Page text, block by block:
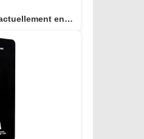
Trois Hommes et un Couffin actuellement en combo BLU-RAY/DVD